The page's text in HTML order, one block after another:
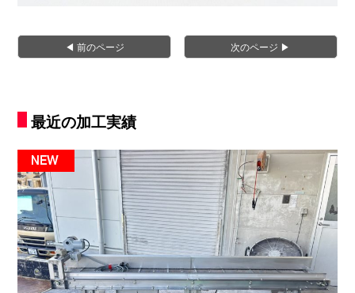
◀︎ 前のページ 次のページ ▶︎
最近の加工実績